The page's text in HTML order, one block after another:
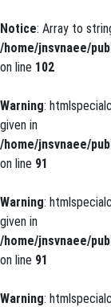
Notice: Array to
/home/jnsvnaee/
on line 102
Warning:
given in
/home/jnsvnaee/
on line 91
Warning:
given in
/home/jnsvnaee/
on line 91
Warning: